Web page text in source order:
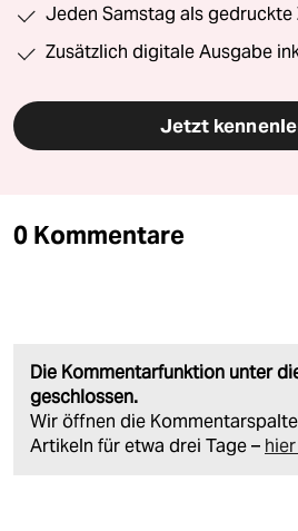
Jeden Samstag als gedruckte
Zusätzlich digitale Ausgabe
Jetzt
0 Kommentare
Die Kommentarfunktion unter
geschlossen.
Wir öffnen die
Artikeln für etwa drei Tage –